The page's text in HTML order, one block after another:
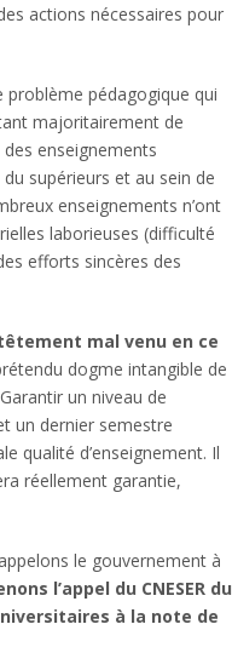
actions nécessaires pour
problème pédagogique qui
majoritairement de
enseignements
supérieurs et au sein de
enseignements n’ont
laborieuses (difficulté
efforts sincères des
mal venu en ce
dogme intangible de
un niveau de
un dernier semestre
qualité d’enseignement. Il
réellement garantie,
le gouvernement à
l’appel du CNESER du
à la note de